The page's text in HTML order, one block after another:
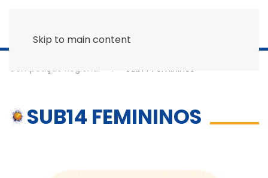
Skip to main content
Competição Regional Sub14 Femininos
SUB14 FEMININOS